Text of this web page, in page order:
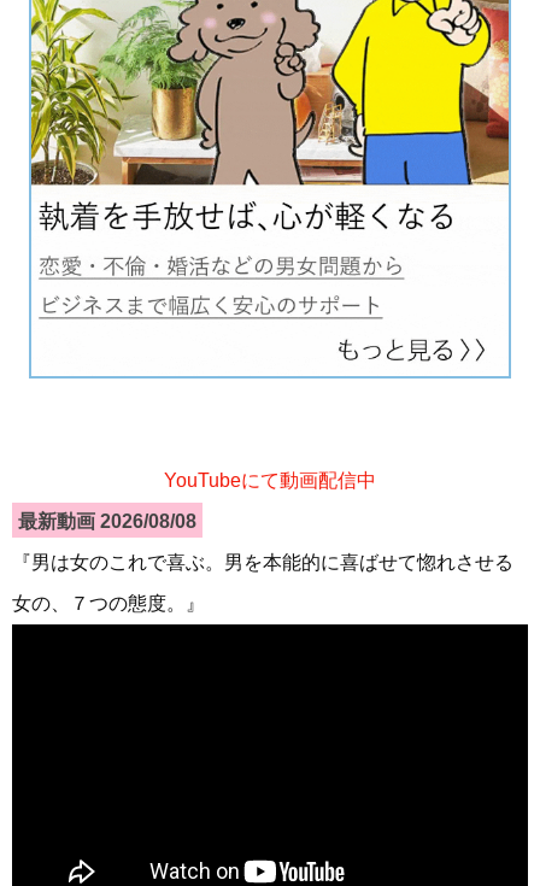
YouTubeにて動画配信中
最新動画 2026/08/08
『男は女のこれで喜ぶ。男を本能的に喜ばせて惚れさせる
女の、７つの態度。』